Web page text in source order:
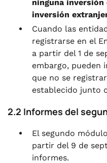
ninguna
inversión
Cuando las
registrarse en el
a partir del 1 de
embargo, pueden
que no se
establecido junto
2.2 Informes del
El segundo
partir del 9 de
informes.